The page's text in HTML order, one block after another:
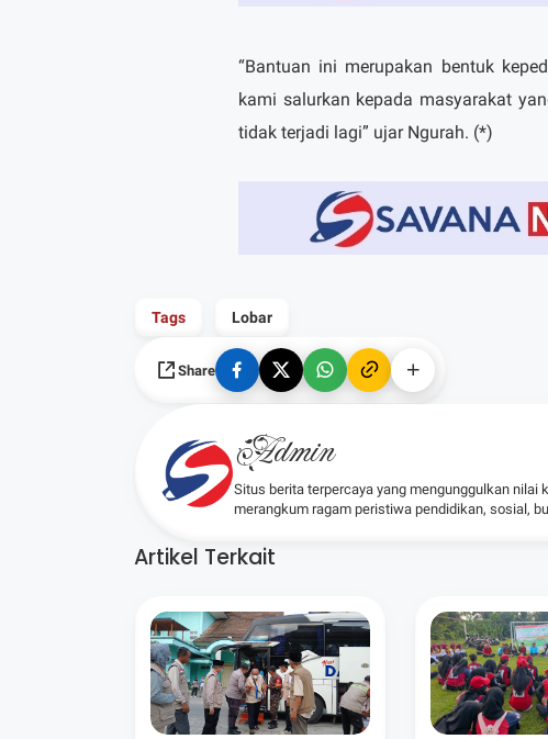
“Bantuan ini merupakan bentuk
kami salurkan kepada masyarakat
tidak terjadi lagi” ujar Ngurah. (*)
Tags Lobar
Share
Admin
Situs berita terpercaya yang mengunggulkan nilai
merangkum ragam peristiwa pendidikan, sosial,
Artikel Terkait